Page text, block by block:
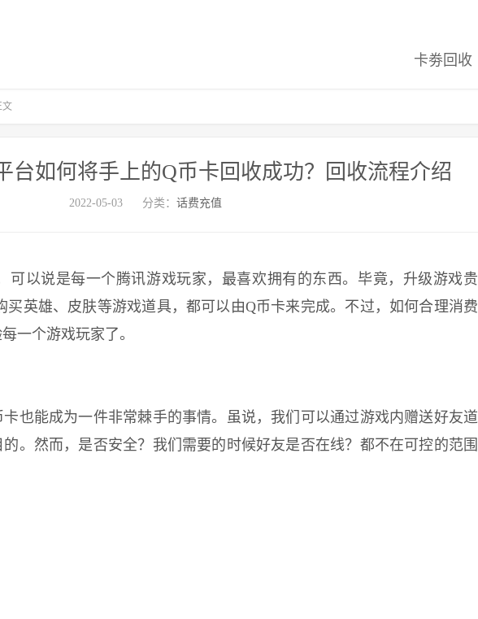
卡劵回收
文
台如何将手上的Q币卡回收成功？回收流程介绍
2022-05-03 分类： 话费充值
以说是每一个腾讯游戏玩家，最喜欢拥有的东西。毕竟，升级游戏贵
买英雄、皮肤等游戏道具，都可以由Q币卡来完成。不过，如何合理消费
一个游戏玩家了。
能成为一件非常棘手的事情。虽说，我们可以通过游戏内赠送好友道
。然而，是否安全？我们需要的时候好友是否在线？都不在可控的范围